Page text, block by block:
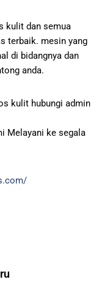
kulit dan semua
terbaik. mesin yang
di bidangnya dan
anda.
kulit hubungi admin
Melayani ke segala